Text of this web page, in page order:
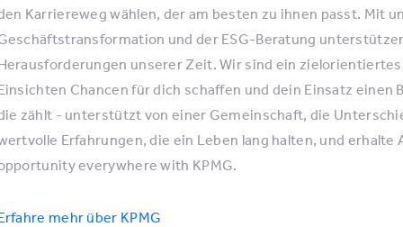
Karriereweg wählen, der am besten zu ihnen passt. Mit
und der ESG-Beratung
unserer Zeit. Wir sind ein
Chancen für dich schaffen und dein Einsatz
zählt - unterstützt von einer Gemeinschaft, die
Erfahrungen, die ein Leben lang halten, und
everywhere with KPMG.
mehr über KPMG